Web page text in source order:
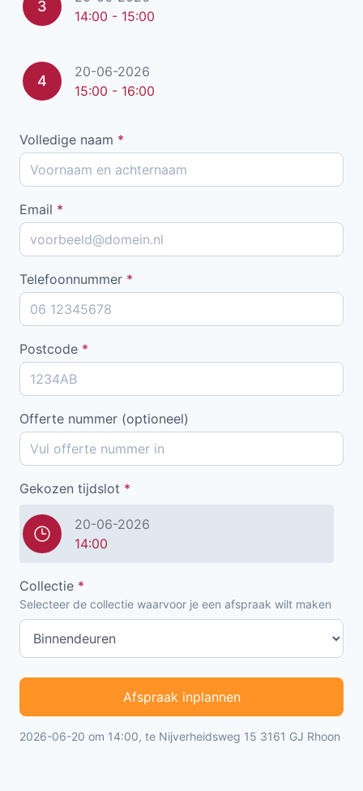
3
14:00 - 15:00
4
20-06-2026
15:00 - 16:00
Volledige naam *
Email *
Telefoonnummer *
Postcode *
Offerte nummer (optioneel)
Gekozen tijdslot *
20-06-2026
14:00
Collectie *
Selecteer de collectie waarvoor je een afspraak wilt maken
Afspraak inplannen
2026-06-20 om 14:00, te Nijverheidsweg 15 3161 GJ Rhoon